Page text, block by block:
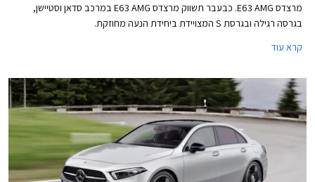
מרצדס E63 AMG. כבעבר תשווק מרצדס E63 AMG במרכב סדאן וסטיישן,
בגרסה רגילה ובגרסת S המצויידת ביחידת הנעה מחוזקת.
קרא עוד